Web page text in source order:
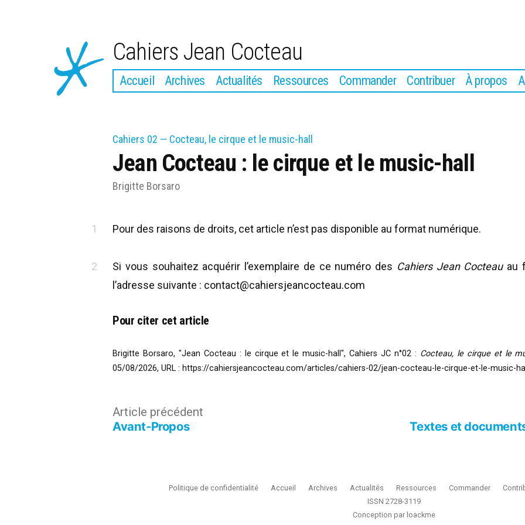
contenu
Cahiers Jean Cocteau
Accueil Archives Actualités Ressources Commander Contribuer À propos
Cahiers 02 — Cocteau, le cirque et le music-hall
Jean Cocteau : le cirque et le music-hall
Brigitte Borsaro
Pour des raisons de droits, cet article n’est pas disponible au format numérique.
Si vous souhaitez acquérir l’exemplaire de ce numéro des Cahiers Jean Cocteauau
l’adresse suivante : contact@cahiersjeancocteau.com
Pour citer cet article
Brigitte Borsaro, "Jean Cocteau : le cirque et le music-hall", Cahiers JC n°02 : Cocteau, le cirque et le
05/08/2026, URL : https://cahiersjeancocteau.com/articles/cahiers-02/jean-cocteau-le-cirque-et-le-music-
Navigation
Textes et
Article précédent
Avant-Propos
Politique de confidentialité Accueil Archives Actualités Ressources Commander
ISSN 2728-3119
Conception par loackme